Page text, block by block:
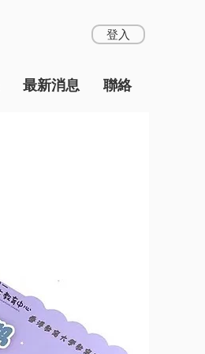
登入
最新消息 聯絡